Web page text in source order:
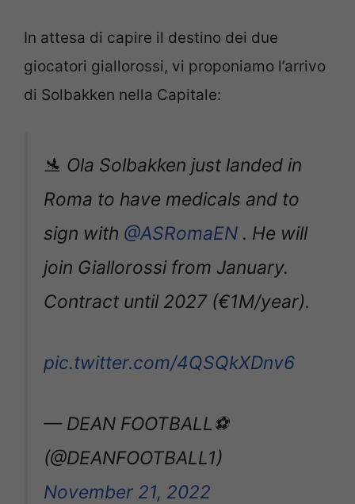
In attesa di capire il destino dei due
giocatori giallorossi, vi proponiamo l’arrivo
di Solbakken nella Capitale:
🛬 Ola Solbakken just landed in
Roma to have medicals and to
sign with @ASRomaEN . He will
join Giallorossi from January.
Contract until 2027 (€1M/year).
pic.twitter.com/4QSQkXDnv6
— DEAN FOOTBALL⚽
(@DEANFOOTBALL1)
November 21, 2022